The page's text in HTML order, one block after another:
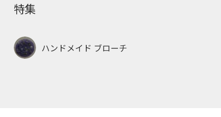
特集
ハンドメイド ブローチ